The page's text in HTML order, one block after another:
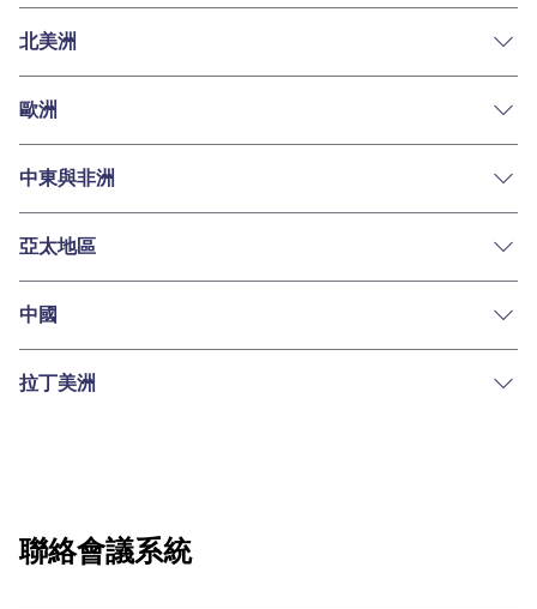
北美洲
歐洲
中東與非洲
亞太地區
中國
拉丁美洲
聯絡會議系統